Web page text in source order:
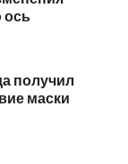
ось
получил
маски